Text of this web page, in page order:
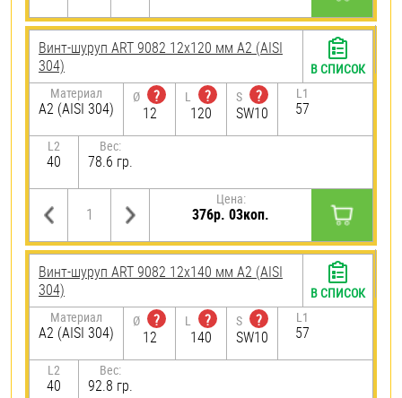
Винт-шуруп ART 9082 12х120 мм А2 (AISI
304)
Материал
А2 (AISI 304)
Ø
?
12
L
?
120
S
?
SW10
L1
57
L2
40
Вес:
78.6 гр.
Цена:
376р. 03коп.
В СПИСОК
Винт-шуруп ART 9082 12х140 мм А2 (AISI
304)
Материал
А2 (AISI 304)
Ø
?
12
L
?
140
S
?
SW10
L1
57
L2
40
Вес:
92.8 гр.
В СПИСОК